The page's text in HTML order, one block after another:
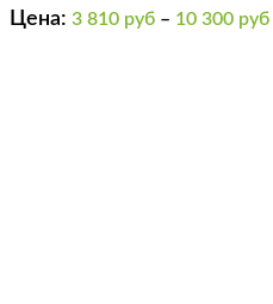
Цена: 3 810 руб – 10 300 руб